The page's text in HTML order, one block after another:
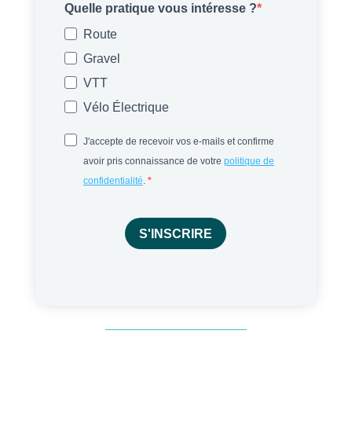
Quelle pratique vous intéresse ?
Route
Gravel
VTT
Vélo Électrique
J'accepte de recevoir vos e-mails et confirme
avoir pris connaissance de votre politique de
confidentialité.
S'INSCRIRE